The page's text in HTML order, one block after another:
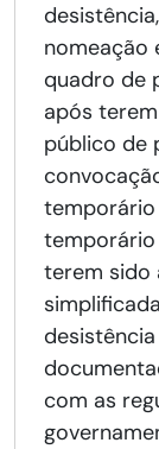
nomeação
quadro de
após
público de
temporário
temporário
terem sido
com as